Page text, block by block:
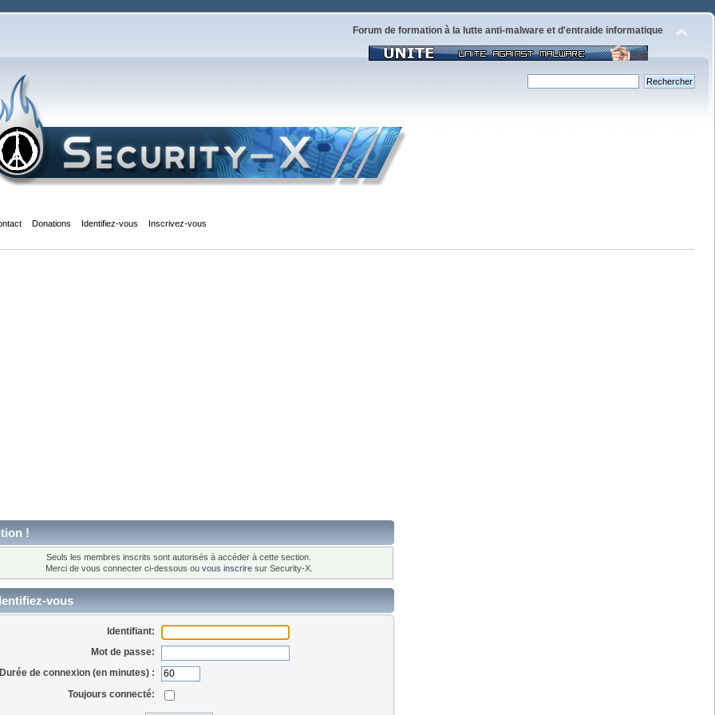
Forum de formation à la lutte anti-malware et d'entraide informatique
Donations Identifiez-vous Inscrivez-vous
!
Seuls les membres inscrits sont autorisés à accéder à cette section.
Merci de vous connecter ci-dessous ou vous inscriresur Security-X.
vous
Identifiant:
Mot de passe:
Durée de connexion (en minutes) :
Toujours connecté: